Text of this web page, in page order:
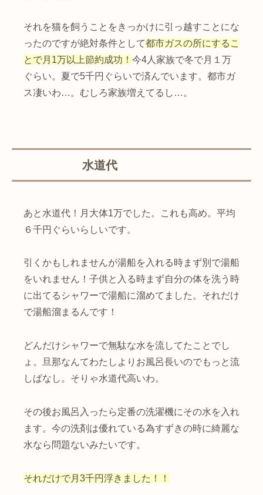
それを猫を飼うことをきっかけに引っ越すことにな
ったのですが絶対条件として都市ガスの所にするこ
とで月1万以上節約成功！ 今4人家族で冬で月１万
ぐらい。夏で5千円ぐらいで済んでいます。都市ガ
ス凄いわ…。むしろ家族増えてるし…。
水道代
あと水道代！月大体1万でした。これも高め。平均
６千円ぐらいらしいです。
引くかもしれませんが湯船を入れる時まず別で湯船
をいれません！子供と入る時まず自分の体を洗う時
に出てるシャワーで湯船に溜めてました。それだけ
で湯船溜まるんです！
どんだけシャワーで無駄な水を流してたことでし
ょ。旦那なんてわたしよりお風呂長いのでもっと流
しぱなし。そりゃ水道代高いわ。
その後お風呂入ったら定番の洗濯機にその水を入れ
ます。今の洗剤は優れている為すずきの時に綺麗な
水なら問題ないみたいです。
それだけで月3千円浮きました！！